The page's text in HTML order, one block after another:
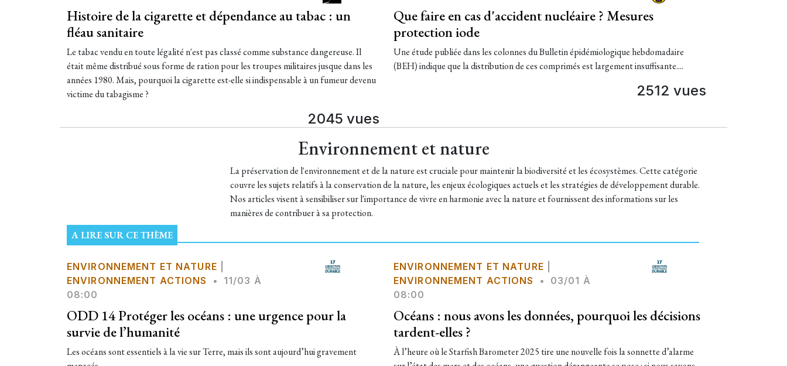
Histoire de la cigarette et dépendance au tabac : un
fléau sanitaire
Le tabac vendu en toute légalité n'est pas classé comme substance dangereuse. Il
était même distribué sous forme de ration pour les troupes militaires jusque dans les
années 1980. Mais, pourquoi la cigarette est-elle si indispensable à un fumeur devenu
victime du tabagisme ?
2045 vues
Que faire en cas d'accident nucléaire ? Mesures
protection iode
Une étude publiée dans les colonnes du Bulletin épidémiologique hebdomadaire
(BEH) indique que la distribution de ces comprimés est largement insuffisante....
2512 vues
Environnement et nature
La préservation de l'environnement et de la nature est cruciale pour maintenir la biodiversité et les écosystèmes. Cette catégorie
couvre les sujets relatifs à la conservation de la nature, les enjeux écologiques actuels et les stratégies de développement durable.
Nos articles visent à sensibiliser sur l'importance de vivre en harmonie avec la nature et fournissent des informations sur les
manières de contribuer à sa protection.
A LIRE SUR CE THÈME
ENVIRONNEMENT ET NATURE
ENVIRONNEMENT ACTIONS
•
11/03 À
08:00
ODD 14 Protéger les océans : une urgence pour la
survie de l’humanité
Les océans sont essentiels à la vie sur Terre, mais ils sont aujourd’hui gravement
ENVIRONNEMENT ET NATURE
ENVIRONNEMENT ACTIONS
•
03/01 À
08:00
Océans : nous avons les données, pourquoi les décisions
tardent-elles ?
À l’heure où le Starfish Barometer 2025 tire une nouvelle fois la sonnette d’alarme